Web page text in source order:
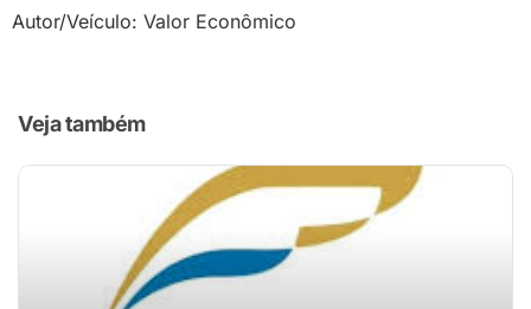
Autor/Veículo: Valor Econômico
Veja também